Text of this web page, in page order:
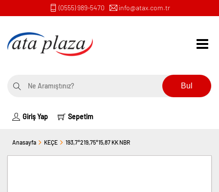
(0555) 989-5470 info@atax.com.tr
Bul
Giriş Yap Sepetim
Anasayfa KEÇE 193,7*219,75*15,87 KK NBR